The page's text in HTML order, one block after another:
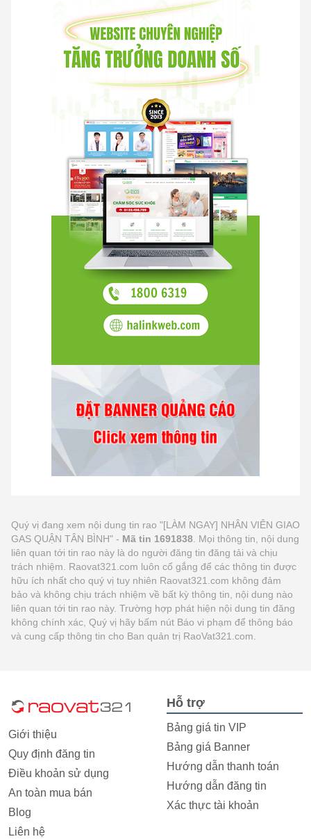
Quý vị đang xem nội dung tin rao "[LÀM NGAY] NHÂN VIÊN GIAO
GAS QUẬN TÂN BÌNH" - Mã tin 1691838 . Mọi thông tin, nội dung
liên quan tới tin rao này là do người đăng tin đăng tải và chịu
trách nhiệm. Raovat321.com luôn cố gắng để các thông tin được
hữu ích nhất cho quý vị tuy nhiên Raovat321.com không đảm
bảo và không chịu trách nhiệm về bất kỳ thông tin, nội dung nào
liên quan tới tin rao này. Trường hợp phát hiện nội dung tin đăng
không chính xác, Quý vị hãy bấm nút Báo vi phạm để thông báo
và cung cấp thông tin cho Ban quản trị RaoVat321.com.
Giới thiệu
Quy định đăng tin
Điều khoản sử dụng
An toàn mua bán
Blog
Liên hệ
Hỗ trợ
Bảng giá tin VIP
Bảng giá Banner
Hướng dẫn thanh toán
Hướng dẫn đăng tin
Xác thực tài khoản